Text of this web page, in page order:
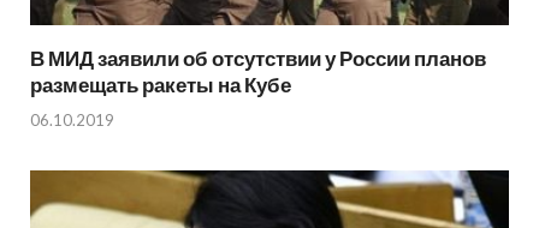
В МИД заявили об отсутствии у России планов
размещать ракеты на Кубе
06.10.2019